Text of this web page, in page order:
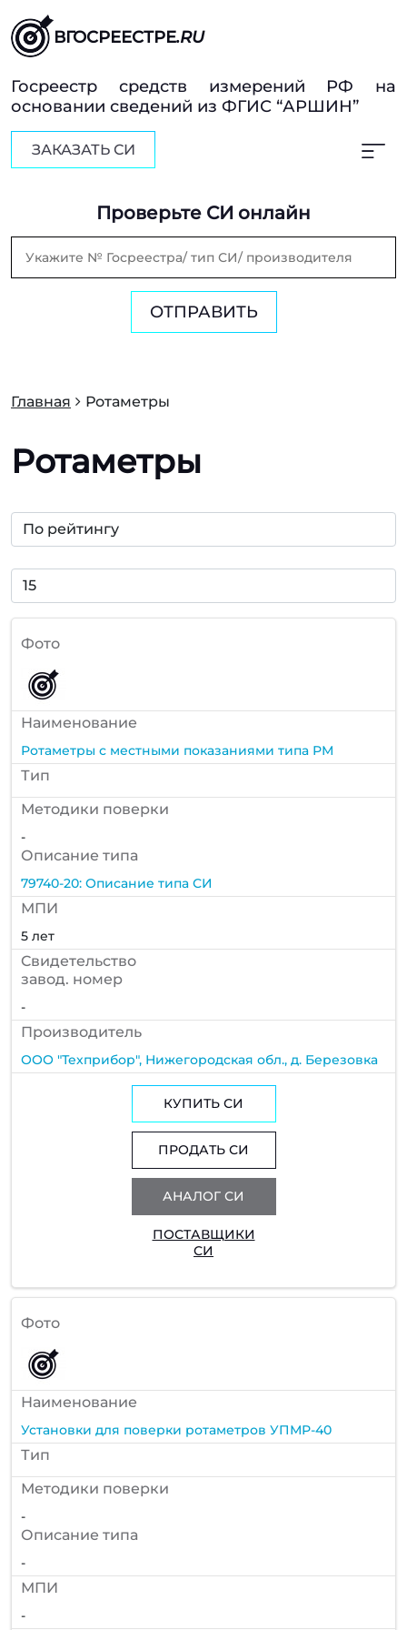
ВГОСРЕЕСТРЕ.RU
Госреестр средств измерений РФ на
основании сведений из ФГИС “АРШИН”
ЗАКАЗАТЬ СИ
Проверьте СИ онлайн
ОТПРАВИТЬ
Главная Ротаметры
Ротаметры
Фото
Наименование
Ротаметры с местными показаниями типа РМ
Тип
Методики поверки
-
Описание типа
79740-20: Описание типа СИ
МПИ
5 лет
Cвидетельство
завод. номер
-
Производитель
ООО "Техприбор", Нижегородская обл., д. Березовка
КУПИТЬ СИ
ПРОДАТЬ СИ
АНАЛОГ СИ
ПОСТАВЩИКИ
СИ
Фото
Наименование
Установки для поверки ротаметров УПМР-40
Тип
Методики поверки
-
Описание типа
-
МПИ
-